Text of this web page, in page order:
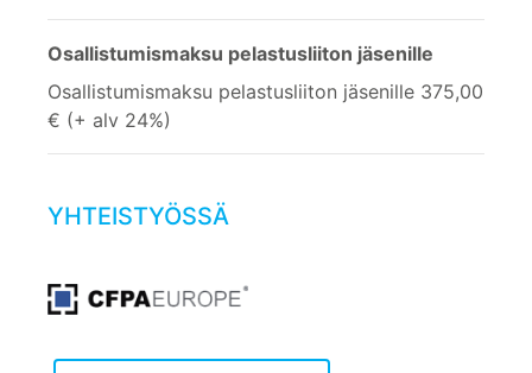
Osallistumismaksu pelastusliiton jäsenille
Osallistumismaksu pelastusliiton jäsenille 375,00
€ (+ alv 24%)
YHTEISTYÖSSÄ